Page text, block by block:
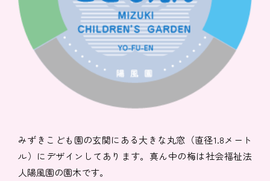
みずきこども園の玄関にある大きな丸窓（直径1.8メート
ル）にデザインしてあります。真ん中の梅は社会福祉法
人陽風園の園木です。